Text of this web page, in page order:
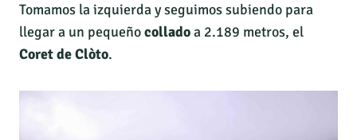
Tomamos la izquierda y seguimos subiendo para
llegar a un pequeñocolladoa 2.189 metros, el
Coret de Clòto.